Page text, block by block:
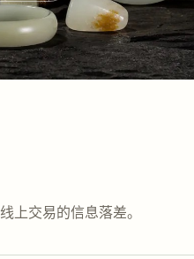
上交易的信息落差。